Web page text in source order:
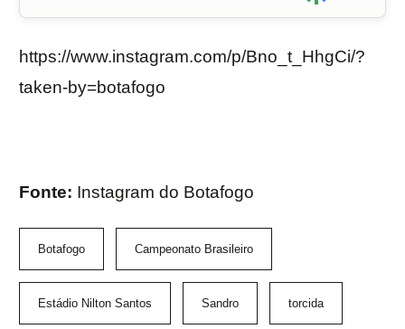
https://www.instagram.com/p/Bno_t_HhgCi/?
taken-by=botafogo
Fonte: Instagram do Botafogo
Botafogo Campeonato Brasileiro
Estádio Nilton Santos Sandro torcida